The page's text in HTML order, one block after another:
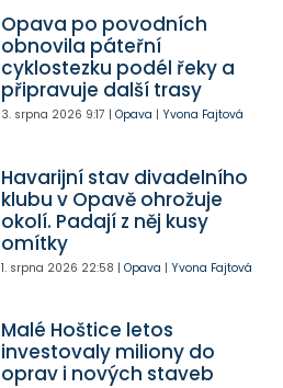
Opava po povodních
obnovila páteřní
cyklostezku podél řeky a
připravuje další trasy
3. srpna 2026 9:17 | Opava | Yvona Fajtová
Havarijní stav divadelního
klubu v Opavě ohrožuje
okolí. Padají z něj kusy
omítky
1. srpna 2026 22:58 | Opava | Yvona Fajtová
Malé Hoštice letos
investovaly miliony do
oprav i nových staveb